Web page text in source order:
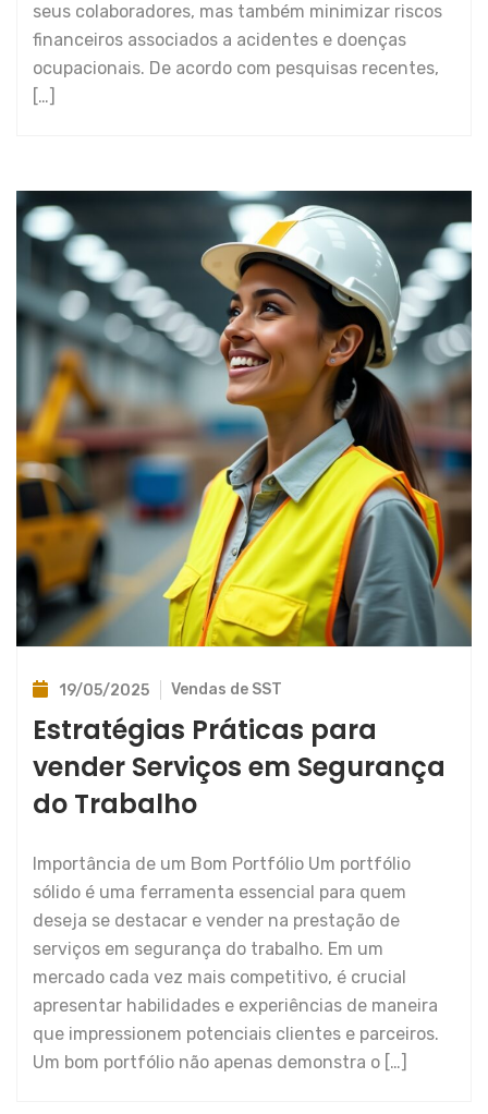
seus colaboradores, mas também minimizar riscos
financeiros associados a acidentes e doenças
ocupacionais. De acordo com pesquisas recentes,
[…]
19/05/2025 Vendas de SST
Estratégias Práticas para
vender Serviços em Segurança
do Trabalho
Importância de um Bom Portfólio Um portfólio
sólido é uma ferramenta essencial para quem
deseja se destacar e vender na prestação de
serviços em segurança do trabalho. Em um
mercado cada vez mais competitivo, é crucial
apresentar habilidades e experiências de maneira
que impressionem potenciais clientes e parceiros.
Um bom portfólio não apenas demonstra o […]